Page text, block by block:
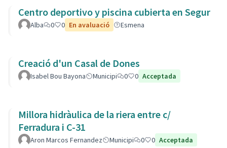
Centro deportivo y piscina cubierta en Segur
Alba 0 0 En avaluació Esmena
Creació d'un Casal de Dones
Isabel Bou Bayona Municipi 0 0 Acceptada
Millora hidràulica de la riera entre c/
Ferradura i C-31
Aron Marcos Fernandez Municipi 0 0 Acceptada